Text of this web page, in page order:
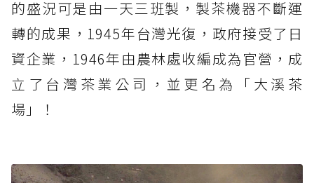
的盛況可是由一天三班製，製茶機器不斷運
轉的成果，1945年台灣光復，政府接受了日
資企業，1946年由農林處收編成為官營，成
立了台灣茶業公司，並更名為「大溪茶
場」！